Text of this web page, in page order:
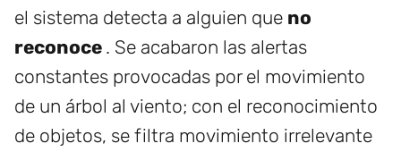
el sistema detecta a alguien que no
reconoce . Se acabaron las alertas
constantes provocadas por el movimiento
de un árbol al viento; con el reconocimiento
de objetos, se filtra movimiento irrelevante